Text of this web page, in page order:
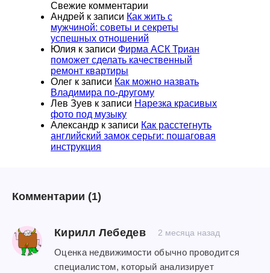
Свежие комментарии
Андрей к записи Как жить с
мужчиной: советы и секреты
успешных отношений
Юлия к записи Фирма АСК Триан
поможет сделать качественный
ремонт квартиры
Олег к записи Как можно назвать
Владимира по-другому
Лев Зуев к записи Нарезка красивых
фото под музыку
Александр к записи Как расстегнуть
английский замок серьги: пошаговая
инструкция
Комментарии (1)
Кирилл Лебедев 2 месяца назад
Оценка недвижимости обычно проводится
специалистом, который анализирует